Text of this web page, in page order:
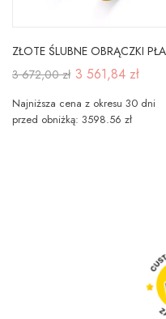
3 672,00 zł 3 561,84 zł
Najniższa cena z okresu 30 dni
przed obniżką: 3598.56 zł